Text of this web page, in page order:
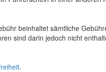
beinhaltet sämtliche
sind darin jedoch nicht
.